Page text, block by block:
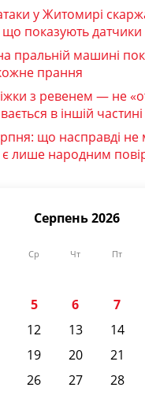
у Житомирі
що показують датчики
пральній машині
прання
з ревенем — не
в іншій
що насправді
лише народним
Серпень 2026
Ср Чт Пт
5 6 7
12 13 14
19 20 21
26 27 28